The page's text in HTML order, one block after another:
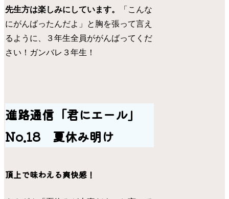
先生方は楽しみにしています。
「こんな
にがんばったんだよ」と胸を張って言え
るように、３年生全員ががんばってくだ
さい！ガンバレ３年生！
進路通信「君にエール」
No.18 夏休み明け
頂上で味わえる爽快感！